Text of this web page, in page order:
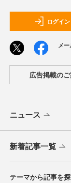
ログイン
メ
広告掲載の
ニュース
新着記事一覧
テーマから記事を